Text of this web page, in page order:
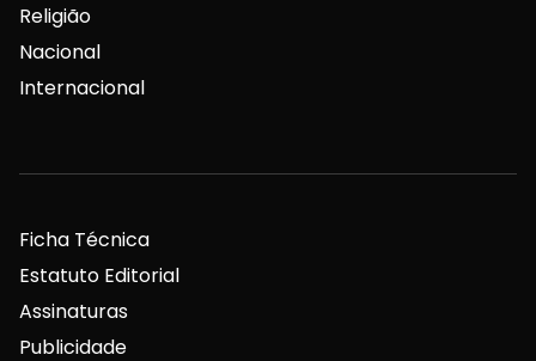
Religião
Nacional
Internacional
Ficha Técnica
Estatuto Editorial
Assinaturas
Publicidade